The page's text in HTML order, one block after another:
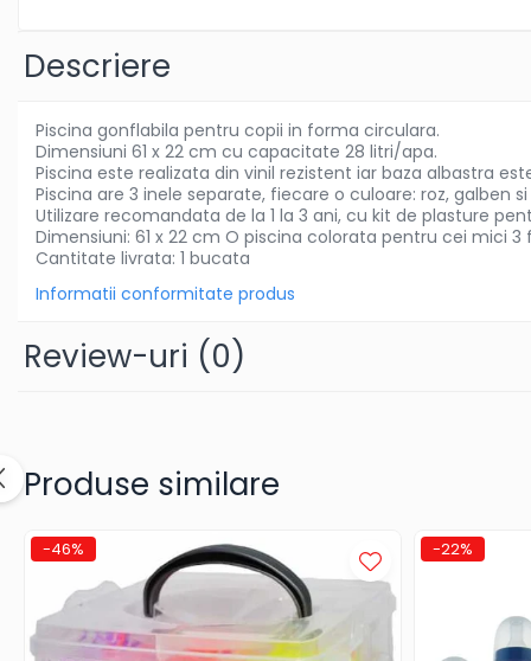
Aspiratoare nazale si accesorii
Creme si lotiuni de corp copii
Olite si reductoare WC
Sampon si balsam copii
Sapun & Gel de dus copii
Ulei de corp copii
Tampoane pentru San
Set Ingrijire Bebelusi
Ateliere si bancuri de lucru
Casute de papusi si mobilier
Elicoptere, avioane si nave de
Figurine
Frumusete, bijuterii si accesorii
Descriere
Piscina gonflabila pentru copii in forma circulara.
Dimensiuni 61 x 22 cm cu capacitate 28 litri/apa.
Piscina este realizata din vinil rezistent iar baza albastra
Piscina are 3 inele separate, fiecare o culoare: roz, galben si
Utilizare recomandata de la 1 la 3 ani, cu kit de plasture
Dimensiuni: 61 x 22 cm O piscina colorata pentru cei mici
Cantitate livrata: 1 bucata
Informatii conformitate produs
Review-uri (0)
Produse similare
-46% -22%